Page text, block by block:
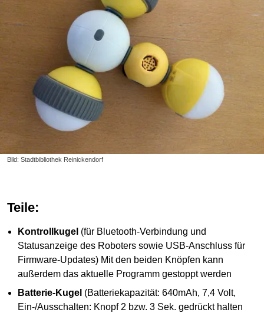
Bild: Stadtbibliothek Reinickendorf
Teile:
Kontrollkugel (für Bluetooth-Verbindung und
Statusanzeige des Roboters sowie USB-Anschluss für
Firmware-Updates) Mit den beiden Knöpfen kann
außerdem das aktuelle Programm gestoppt werden
Batterie-Kugel (Batteriekapazität: 640mAh, 7,4 Volt,
Ein-/Ausschalten: Knopf 2 bzw. 3 Sek. gedrückt halten